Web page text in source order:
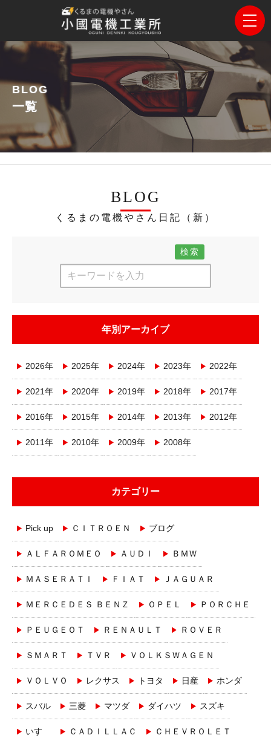
BLOG
一覧
BLOG
くるまの電機やさん日記（新）
検索
年別アーカイブ
2026年 2025年 2024年 2023年 2022年
2021年 2020年 2019年 2018年 2017年
2016年 2015年 2014年 2013年 2012年
2011年 2010年 2009年 2008年
カテゴリー
Pick up ＣＩＴＲＯＥＮ ブログ
ＡＬＦＡＲＯＭＥＯ ＡＵＤＩ ＢＭＷ
ＭＡＳＥＲＡＴＩ ＦＩＡＴ ＪＡＧＵＡＲ
ＭＥＲＣＥＤＥＳ ＢＥＮＺ ＯＰＥＬ ＰＯＲＣＨＥ
ＰＥＵＧＥＯＴ ＲＥＮＡＵＬＴ ＲＯＶＥＲ
ＳＭＡＲＴ ＴＶＲ ＶＯＬＫＳＷＡＧＥＮ
ＶＯＬＶＯ レクサス トヨタ 日産 ホンダ
スバル 三菱 マツダ ダイハツ スズキ
いすゞ ＣＡＤＩＬＬＡＣ ＣＨＥＶＲＯＬＥＴ